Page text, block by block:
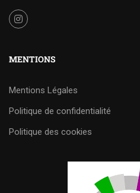
MENTIONS
Mentions Légales
Politique de confidentialité
Politique des cookies